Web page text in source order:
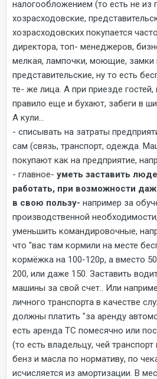
налогообложением (то есть не из
хозрасходовские,
хозрасходовских покупается
директора, топ- менеджеров,
мелкая, лампочки, моющие, замки
представительские, ну то есть
те- же лица. А при приезде гостей,
правило еще и бухают, забеги в
А кули...
- списывать на затраты
сам (связь, транспорт, одежда.
покупают как на предприятие,
- главное- уметь заставить
работать, при возможности
в свою пользу- например за
производственной
уменьшить командировочные,
что "вас там кормили на месте
кормёжка на 100-120р, а вместо
200, или даже 150. Заставить
машины за свой счет.. Или
личного транспорта в качестве
должны платить "за аренду
есть аренда ТС помесячно или
(то есть владельцу, чей
бенз и масла по нормативу, по
исчисляется из амортизации. В